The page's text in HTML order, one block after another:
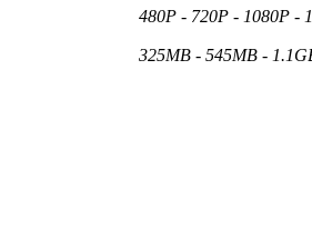
480P - 720P - 1080P -
325MB - 545MB -